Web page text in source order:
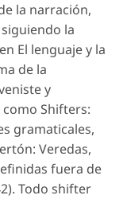
la narración,
la
El lenguaje y la
de la
y
Shifters:
gramaticales,
Veredas,
fuera de
Todo shifter